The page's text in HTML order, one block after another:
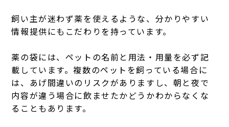
飼い主が迷わず薬を使えるような、分かりやすい
情報提供にもこだわりを持っています。
薬の袋には、ペットの名前と用法・用量を必ず記
載しています。複数のペットを飼っている場合に
は、あげ間違いのリスクがありますし、朝と夜で
内容が違う場合に飲ませたかどうかわからなくな
ることもあります。